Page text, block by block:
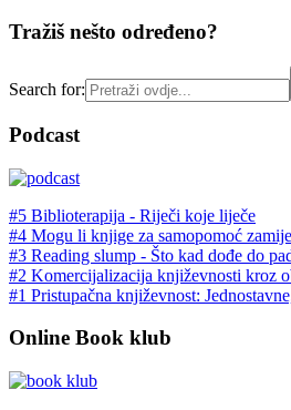
Tražiš nešto određeno?
Search for:
Podcast
#5 Biblioterapija - Riječi koje liječe
#4 Mogu li knjige za samopomoć
#3 Reading slump - Što kad dođe do
#2 Komercijalizacija književnosti kroz
#1 Pristupačna književnost:
Online Book klub